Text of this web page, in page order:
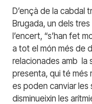
D’ençà de la cabdal
Brugada, un dels
l’encert, “s’han fet
a tot el món més de
relacionades amb la
presenta, qui té més
es poden canviar
disminueixin les